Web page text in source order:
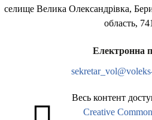
селище Велика Олександрівка,
область,
Електронна
Весь контент
Creative